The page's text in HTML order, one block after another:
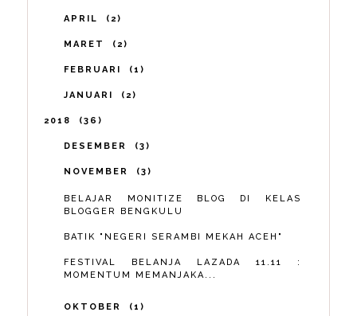
APRIL 2
MARET 2
FEBRUARI 1
JANUARI 2
2018 36
DESEMBER 3
NOVEMBER 3
BELAJAR MONITIZE BLOG DI KELAS
BLOGGER BENGKULU
BATIK "NEGERI SERAMBI MEKAH ACEH"
FESTIVAL BELANJA LAZADA 11.11 :
MOMENTUM MEMANJAKA...
OKTOBER 1